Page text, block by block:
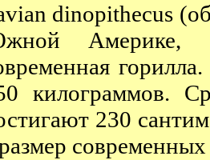
dinopithecus
Америке,
килограммов.
230